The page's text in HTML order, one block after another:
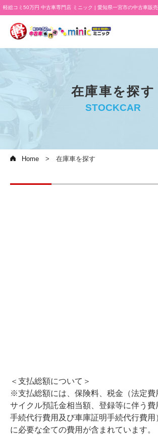
軽総コミ50万円 中古車専門店 ミニック | 愛知県一宮市の中古車販
在庫車を探す
STOCKCAR
Home 在庫車を探す
＜支払総額について＞
※支払総額には、保険料、税金（法定費
サイクル預託金相当額、登録等に伴う
手続代行費用及び車庫証明手続代行費用
に必要な全ての費用が含まれています。